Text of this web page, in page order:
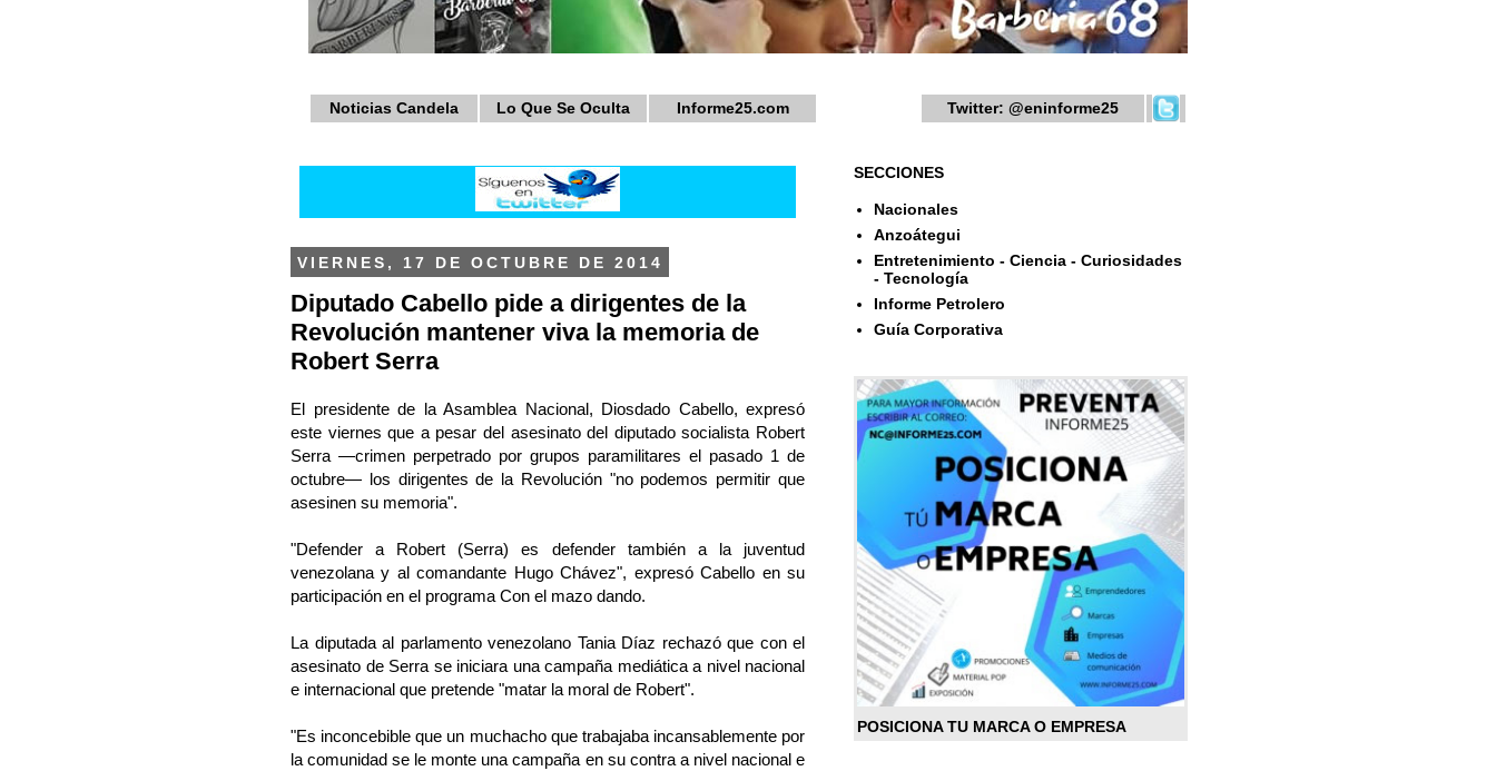
Noticias Candela Lo Que Se Oculta Informe25.com Twitter: @eninforme25
VIERNES, 17 DE OCTUBRE DE 2014
Diputado Cabello pide a dirigentes de la
Revolución mantener viva la memoria de
Robert Serra
El presidente de la Asamblea Nacional, Diosdado Cabello, expresó
este viernes que a pesar del asesinato del diputado socialista Robert
Serra —crimen perpetrado por grupos paramilitares el pasado 1 de
octubre— los dirigentes de la Revolución "no podemos permitir que
asesinen su memoria".
"Defender a Robert (Serra) es defender también a la juventud
venezolana y al comandante Hugo Chávez", expresó Cabello en su
participación en el programa Con el mazo dando.
La diputada al parlamento venezolano Tania Díaz rechazó que con el
asesinato de Serra se iniciara una campaña mediática a nivel nacional
e internacional que pretende "matar la moral de Robert".
"Es inconcebible que un muchacho que trabajaba incansablemente por
la comunidad se le monte una campaña en su contra a nivel nacional e
SECCIONES
Nacionales
Anzoátegui
Entretenimiento - Ciencia - Curiosidades
- Tecnología
Informe Petrolero
Guía Corporativa
POSICIONA TU MARCA O EMPRESA